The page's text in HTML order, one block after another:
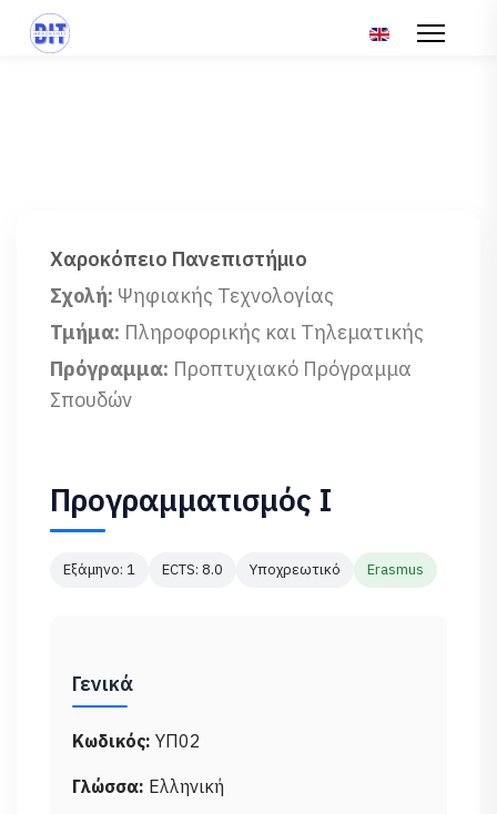
Επιλέξτε τη
Χαροκόπειο Πανεπιστήμιο
Σχολή: Ψηφιακής Τεχνολογίας
Τμήμα: Πληροφορικής και Τηλεματικής
Πρόγραμμα: Προπτυχιακό Πρόγραμμα
Σπουδών
Προγραμματισμός Ι
Εξάμηνο: 1 ECTS: 8.0 Υποχρεωτικό Erasmus
Γενικά
Κωδικός: ΥΠ02
Γλώσσα: Ελληνική